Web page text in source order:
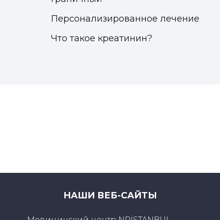
Персонализированное лечение
Что такое креатинин?
НАШИ ВЕБ-САЙТЫ